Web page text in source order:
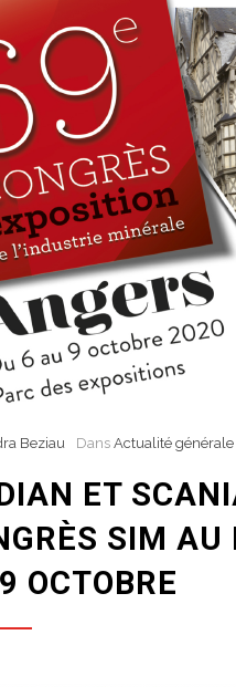
Beziau Dans Actualité générale
ET
SIM AU
OCTOBRE